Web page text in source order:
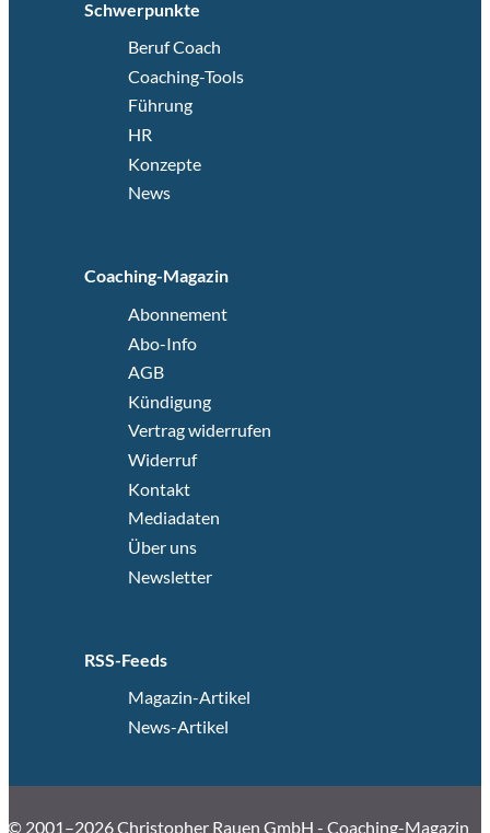
Schwerpunkte
Beruf Coach
Coaching-Tools
Führung
HR
Konzepte
News
Coaching-Magazin
Abonnement
Abo-Info
AGB
Kündigung
Vertrag widerrufen
Widerruf
Kontakt
Mediadaten
Über uns
Newsletter
RSS-Feeds
Magazin-Artikel
News-Artikel
© 2001–2026 Christopher Rauen GmbH - Coaching-Magazin